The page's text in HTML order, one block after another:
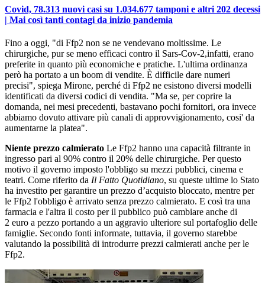
Covid, 78.313 nuovi casi su 1.034.677 tamponi e altri 202 decessi
| Mai così tanti contagi da inizio pandemia
Fino a oggi, "di Ffp2 non se ne vendevano moltissime. Le
chirurgiche, pur se meno efficaci contro il Sars-Cov-2,infatti, erano
preferite in quanto più economiche e pratiche. L'ultima ordinanza
però ha portato a un boom di vendite. È difficile dare numeri
precisi", spiega Mirone, perché di Ffp2 ne esistono diversi modelli
identificati da diversi codici di vendita. "Ma se, per coprire la
domanda, nei mesi precedenti, bastavano pochi fornitori, ora invece
abbiamo dovuto attivare più canali di approvvigionamento, cosi' da
aumentarne la platea".
Niente prezzo calmierato Le Ffp2 hanno una capacità filtrante in
ingresso pari al 90% contro il 20% delle chirurgiche. Per questo
motivo il governo imposto l'obbligo su mezzi pubblici, cinema e
teatri. Come riferito da Il Fatto Quotidiano, su queste ultime lo Stato
ha investito per garantire un prezzo d’acquisto bloccato, mentre per
le Ffp2 l'obbligo è arrivato senza prezzo calmierato. E così tra una
farmacia e l'altra il costo per il pubblico può cambiare anche di
2 euro a pezzo portando a un aggravio ulteriore sul portafoglio delle
famiglie. Secondo fonti informate, tuttavia, il governo starebbe
valutando la possibilità di introdurre prezzi calmierati anche per le
Ffp2.